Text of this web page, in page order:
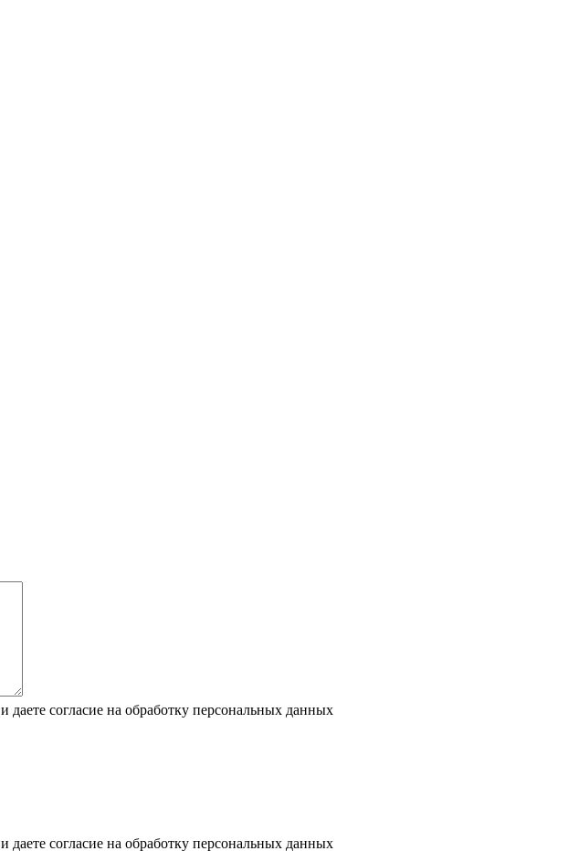
и даете согласие на обработку персональных данных
и даете согласие на обработку персональных данных